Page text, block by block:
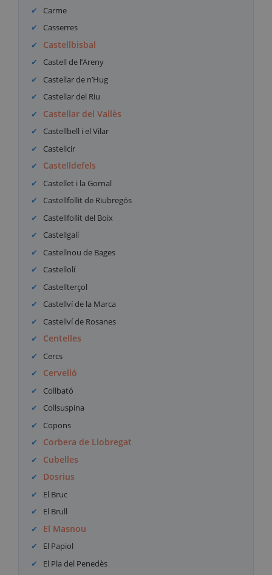
Carme
Casserres
Castellbisbal
Castell de l’Areny
Castellar de n’Hug
Castellar del Riu
Castellar del Vallès
Castellbell i el Vilar
Castellcir
Castelldefels
Castellet i la Gornal
Castellfollit de Riubregós
Castellfollit del Boix
Castellgalí
Castellnou de Bages
Castellolí
Castellterçol
Castellví de la Marca
Castellví de Rosanes
Centelles
Cercs
Cervelló
Collbató
Collsuspina
Copons
Corbera de Llobregat
Cubelles
Dosrius
El Bruc
El Brull
El Masnou
El Papiol
El Pla del Penedès